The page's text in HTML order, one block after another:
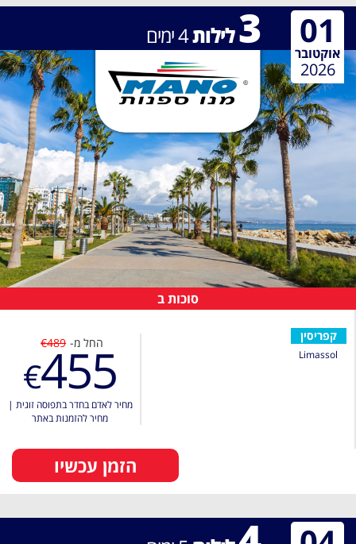
3לילות4ימים
סוכות ב
01
אוקטובר
2026
קפריסין
Limassol
החל מ- €489
€455
מחיר לאדם בחדר בתפוסה זוגית |
מחיר להזמנות באתר
הזמן עכשיו